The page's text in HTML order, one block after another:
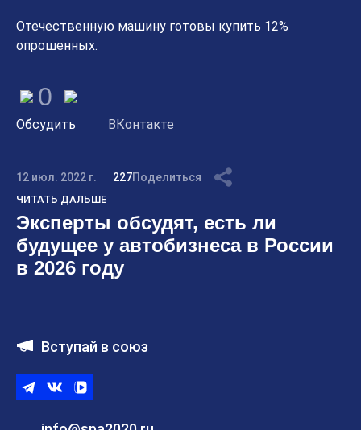
Отечественную машину готовы купить 12%
опрошенных.
0
Обсудить ВКонтакте
12 июл. 2022 г. 227Поделиться
ЧИТАТЬ ДАЛЬШЕ
Эксперты обсудят, есть ли
будущее у автобизнеса в России
в 2026 году
Вступай в союз
TelegramВКонтакте
ВК